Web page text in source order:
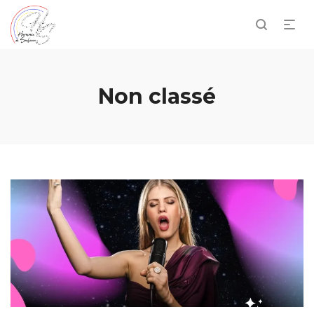
Non classé